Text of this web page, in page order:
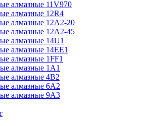
алмазные 11V970
алмазные 12R4
алмазные 12А2-20
алмазные 12А2-45
алмазные 14U1
алмазные 14ЕЕ1
алмазные 1FF1
алмазные 1А1
алмазные 4В2
алмазные 6A2
алмазные 9А3